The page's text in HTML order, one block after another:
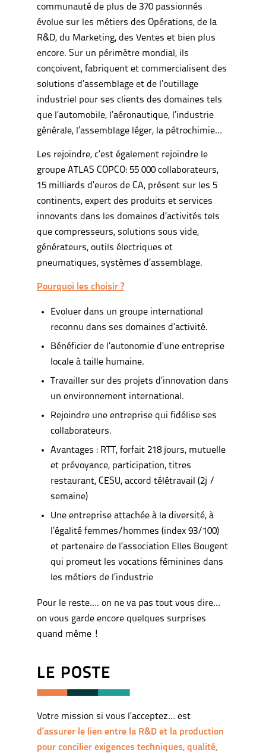
communauté de plus de 370 passionnés
évolue sur les métiers des Opérations, de la
R&D, du Marketing, des Ventes et bien plus
encore. Sur un périmètre mondial, ils
conçoivent, fabriquent et commercialisent des
solutions d’assemblage et de l’outillage
industriel pour ses clients des domaines tels
que l’automobile, l’aéronautique, l’industrie
générale, l’assemblage léger, la pétrochimie…
Les rejoindre, c’est également rejoindre le
groupe ATLAS COPCO: 55 000 collaborateurs,
15 milliards d’euros de CA, présent sur les 5
continents, expert des produits et services
innovants dans les domaines d’activités tels
que compresseurs, solutions sous vide,
générateurs, outils électriques et
pneumatiques, systèmes d’assemblage.
Pourquoi les choisir ?
Evoluer dans un groupe international
reconnu dans ses domaines d’activité.
Bénéficier de l’autonomie d’une entreprise
locale à taille humaine.
Travailler sur des projets d’innovation dans
un environnement international.
Rejoindre une entreprise qui fidélise ses
collaborateurs.
Avantages : RTT, forfait 218 jours, mutuelle
et prévoyance, participation, titres
restaurant, CESU, accord télétravail (2j /
semaine)
Une entreprise attachée à la diversité, à
l’égalité femmes/hommes (index 93/100)
et partenaire de l’association Elles Bougent
qui promeut les vocations féminines dans
les métiers de l’industrie
Pour le reste…. on ne va pas tout vous dire…
on vous garde encore quelques surprises
quand même !
LE POSTE
Votre mission si vous l’acceptez… est
d’assurer le lien entre la R&D et la production
pour concilier exigences techniques, qualité,